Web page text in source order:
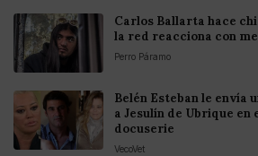
Carlos Ballarta hace
la red reacciona con
Perro Páramo
Belén Esteban le envía
a Jesulín de Ubrique en
docuserie
VecoVet